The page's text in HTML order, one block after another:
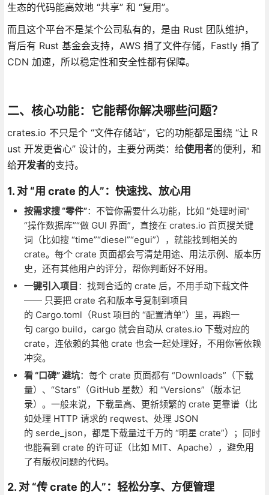
生态的代码能高效地 “共享” 和 “复用”。
而且这个平台不是某个公司私有的，是由 Rust 团队维护，
背后有 Rust 基金会支持，AWS 捐了文件存储，Fastly 捐了
CDN 加速，所以稳定性和安全性都有保障。
二、核心功能：它能帮你解决哪些问题？
crates.io 不只是个 “文件存储站”，它的功能都是围绕 “让 R
ust 开发更省心” 设计的，主要分两类：给使用者的便利，和
给开发者的支持。
1. 对 “用 crate 的人”：快速找、放心用
按需求搜 “零件”：不管你需要什么功能，比如 “处理时间”
“操作数据库”“做 GUI 界面”，直接在 crates.io 首页搜关键
词（比如搜 “time”“diesel”“egui”），就能找到相关的
crate。每个 crate 页面都会写清楚用途、用法示例、版本历
史，还有其他用户的评分，帮你判断好不好用。
一键引入项目 ：找到合适的 crate 后，不用手动下载文件
—— 只要把 crate 名和版本号复制到项目
的 Cargo.toml（Rust 项目的 “配置清单”）里，再跑一
句 cargo build，cargo 就会自动从 crates.io 下载对应的
crate，连依赖的其他 crate 也会一起处理好，不用你管依赖
冲突。
看 “口碑” 避坑：每个 crate 页面都有 “Downloads”（下载
量）、“Stars”（GitHub 星数）和 “Versions”（版本记
录）。一般来说，下载量高、更新频繁的 crate 更靠谱（比
如处理 HTTP 请求的 reqwest、处理 JSON
的 serde_json，都是下载量过千万的 “明星 crate”）；同时
也能看到 crate 的许可证（比如 MIT、Apache），避免用
了有版权问题的代码。
2. 对 “传 crate 的人”：轻松分享、方便管理